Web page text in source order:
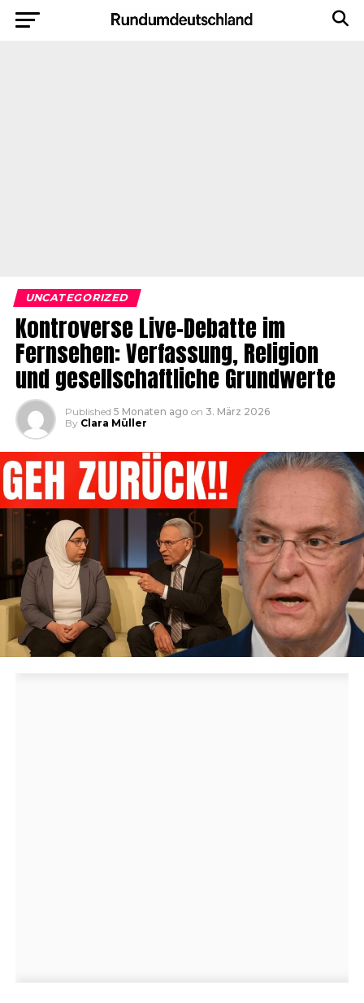
UNCATEGORIZED
Kontroverse Live-Debatte im
Fernsehen: Verfassung, Religion
und gesellschaftliche Grundwerte
Published 5 Monaten ago on 3. März 2026
By Clara Müller